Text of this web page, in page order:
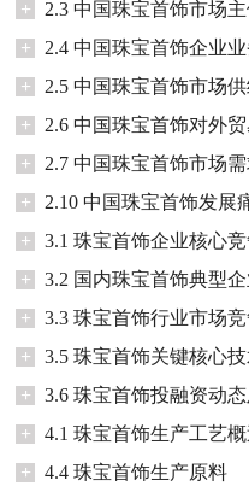
+
2.3 中国珠宝首饰市场
+
2.4 中国珠宝首饰企业
+
2.5 中国珠宝首饰市场
+
2.6 中国珠宝首饰对外
+
2.7 中国珠宝首饰市场
+
2.10 中国珠宝首饰发展
+
3.1 珠宝首饰企业核心
+
3.2 国内珠宝首饰典型
+
3.3 珠宝首饰行业市场
+
3.5 珠宝首饰关键核心
+
3.6 珠宝首饰投融资动
+
4.1 珠宝首饰生产工艺
+
4.4 珠宝首饰生产原料